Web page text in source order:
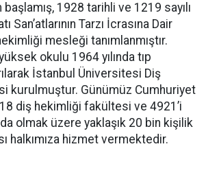
1928 tarihli ve 1219 sayılı
San’atlarının Tarzı İcrasına Dair
mesleği tanımlanmıştır.
okulu 1964 yılında tıp
İstanbul Üniversitesi Diş
kurulmuştur. Günümüz Cumhuriyet
diş hekimliği fakültesi ve 4921’i
olmak üzere yaklaşık 20 bin kişilik
halkımıza hizmet vermektedir.